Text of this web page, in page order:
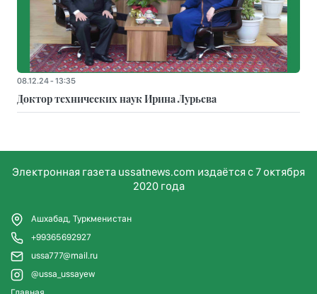
08.12.24 - 13:35
Доктор технических наук Ирина Лурьева
Электронная газета ussatnews.com издаётся с 7 октября
2020 года
Ашхабад, Туркменистан
+99365692927
ussa777@mail.ru
@ussa_ussayew